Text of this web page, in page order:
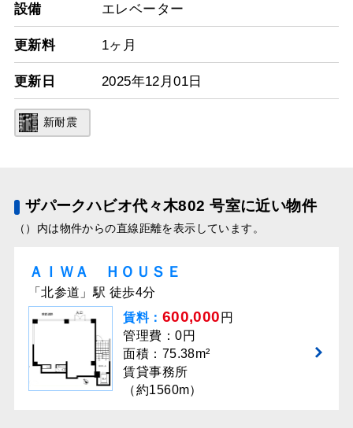
設備 エレベーター
更新料 1ヶ月
更新日 2025年12月01日
新耐震
ザパークハビオ代々木802 号室に近い物件
（）内は物件からの直線距離を表示しています。
ＡＩＷＡ ＨＯＵＳＥ
「北参道」駅 徒歩4分
賃料： 600,000 円
管理費：0円
面積：75.38m²
賃貸事務所
（約1560m）